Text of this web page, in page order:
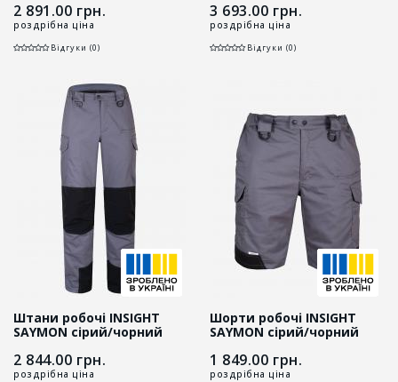
2 891.00 грн.
роздрібна ціна
Відгуки (0)
3 693.00 грн.
роздрібна ціна
Відгуки (0)
Штани робочі INSIGHT
SAYMON cірий/чорний
2 844.00 грн.
роздрібна ціна
Шорти робочі INSIGHT
SAYMON cірий/чорний
1 849.00 грн.
роздрібна ціна